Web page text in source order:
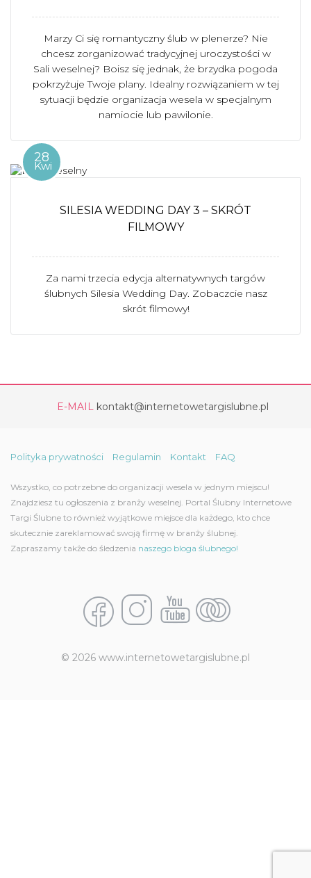
Marzy Ci się romantyczny ślub w plenerze? Nie
chcesz zorganizować tradycyjnej uroczystości w
Sali weselnej? Boisz się jednak, że brzydka pogoda
pokrzyżuje Twoje plany. Idealny rozwiązaniem w tej
sytuacji będzie organizacja wesela w specjalnym
namiocie lub pawilonie.
28
Kwi
SILESIA WEDDING DAY 3 – SKRÓT
FILMOWY
Za nami trzecia edycja alternatywnych targów
ślubnych Silesia Wedding Day. Zobaczcie nasz
skrót filmowy!
E-MAIL kontakt@internetowetargislubne.pl
Polityka prywatności Regulamin Kontakt FAQ
Wszystko, co potrzebne do organizacji wesela w jednym miejscu!
Znajdziesz tu ogłoszenia z branży weselnej. Portal Ślubny Internetowe
Targi Ślubne to również wyjątkowe miejsce dla każdego, kto chce
skutecznie zareklamować swoją firmę w branży ślubnej.
Zapraszamy także do śledzenia naszego bloga ślubnego!
© 2026 www.internetowetargislubne.pl